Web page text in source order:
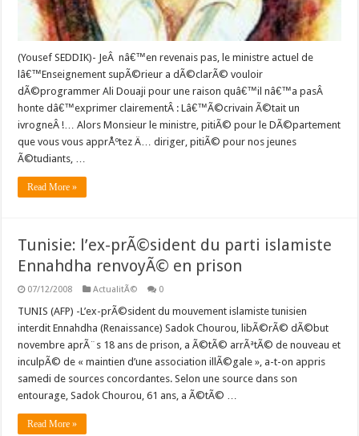
(Yousef SEDDIK)- JeÂ nâ€™en revenais pas, le ministre actuel de
lâ€™Enseignement supÃ©rieur a dÃ©clarÃ© vouloir
dÃ©programmer Ali Douaji pour une raison quâ€™il nâ€™a pasÂ
honte dâ€™exprimer clairementÂ : Lâ€™Ã©crivain Ã©tait un
ivrogneÂ !… Alors Monsieur le ministre, pitiÃ© pour le DÃ©partement
que vous vous apprÅºtez Ä… diriger, pitiÃ© pour nos jeunes
Ã©tudiants, …
Read More »
Tunisie: l’ex-prÃ©sident du parti islamiste
Ennahdha renvoyÃ© en prison
07/12/2008 ActualitÃ© 0
TUNIS (AFP) -L’ex-prÃ©sident du mouvement islamiste tunisien
interdit Ennahdha (Renaissance) Sadok Chourou, libÃ©rÃ© dÃ©but
novembre aprÃ¨s 18 ans de prison, a Ã©tÃ© arrÃªtÃ© de nouveau et
inculpÃ© de « maintien d’une association illÃ©gale », a-t-on appris
samedi de sources concordantes. Selon une source dans son
entourage, Sadok Chourou, 61 ans, a Ã©tÃ© …
Read More »